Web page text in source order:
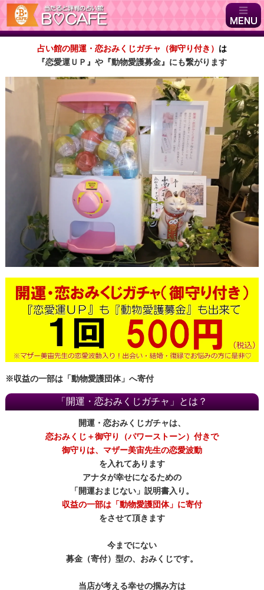
占い館の開運・恋おみくじガチャ（御守り付き） は
『恋愛運ＵＰ』や『動物愛護募金』にも繋がります
※収益の一部は「動物愛護団体」へ寄付
「開運・恋おみくじガチャ」とは？
開運・恋おみくじガチャは、
恋おみくじ＋御守り（パワーストーン）付きで
御守りは、マザー美宙先生の恋愛波動
を入れてあります
アナタが幸せになるための
「開運おまじない」説明書入り。
収益の一部は「動物愛護団体」に寄付
をさせて頂きます
今までにない
募金（寄付）型の、おみくじです。
当店が考える幸せの掴み方は